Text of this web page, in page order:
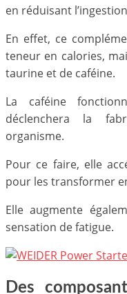
en réduisant
En effet, ce
teneur en calories,
taurine et de caféine.
La caféine
déclenchera la
organisme.
Pour ce faire, elle
pour les transformer
Elle augmente
sensation de fatigue.
Des